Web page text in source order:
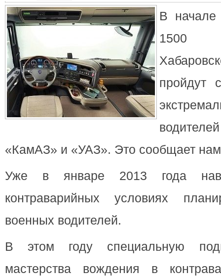
В
1500
пройдут
«КамАЗ» и «УАЗ». Это сообщает
Уже в январе 2013 года
контраварийных условиях
военных водителей.
В этом году специальную
мастерства вождения в